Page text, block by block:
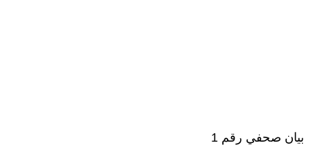
بيان صحفي رقم 1